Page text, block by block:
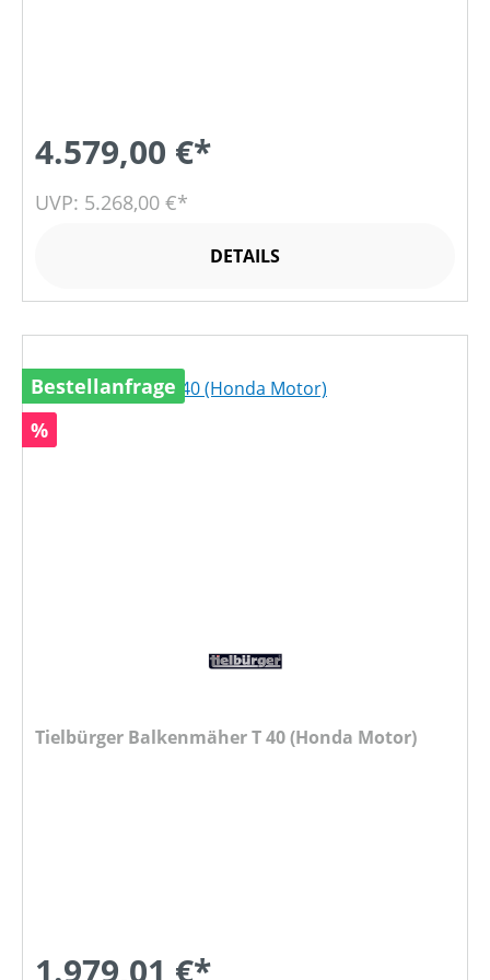
4.579,00 €*
UVP: 5.268,00 €*
DETAILS
Bestellanfrage
Rabatt
%
Tielbürger Balkenmäher T 40 (Honda Motor)
1.979,01 €*